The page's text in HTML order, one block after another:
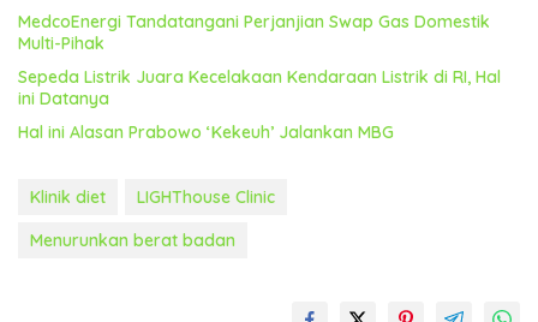
MedcoEnergi Tandatangani Perjanjian Swap Gas Domestik
Multi-Pihak
Sepeda Listrik Juara Kecelakaan Kendaraan Listrik di RI, Hal
ini Datanya
Hal ini Alasan Prabowo ‘Kekeuh’ Jalankan MBG
Klinik diet
LIGHThouse Clinic
Menurunkan berat badan